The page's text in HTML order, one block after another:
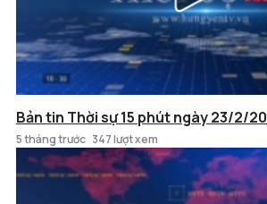
Bản tin Thời sự 15 phút ngày 23/2/
5 tháng trước 347 lượt xem